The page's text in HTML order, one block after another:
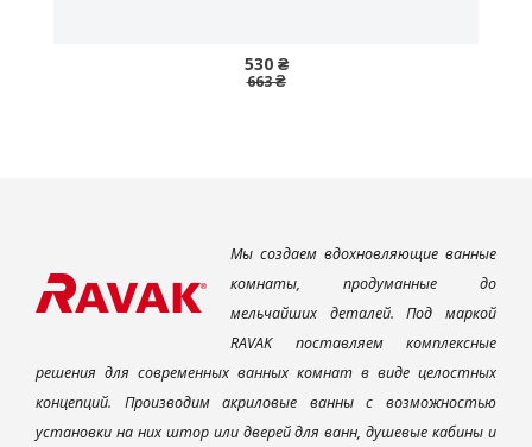
530 ₴
663 ₴
Мы создаем вдохновляющие ванные
комнаты, продуманные до
мельчайших деталей. Под маркой
RAVAK поставляем комплексные
решения для современных ванных комнат в виде целостных
концепций. Производим акриловые ванны с возможностью
установки на них штор или дверей для ванн, душевые кабины и